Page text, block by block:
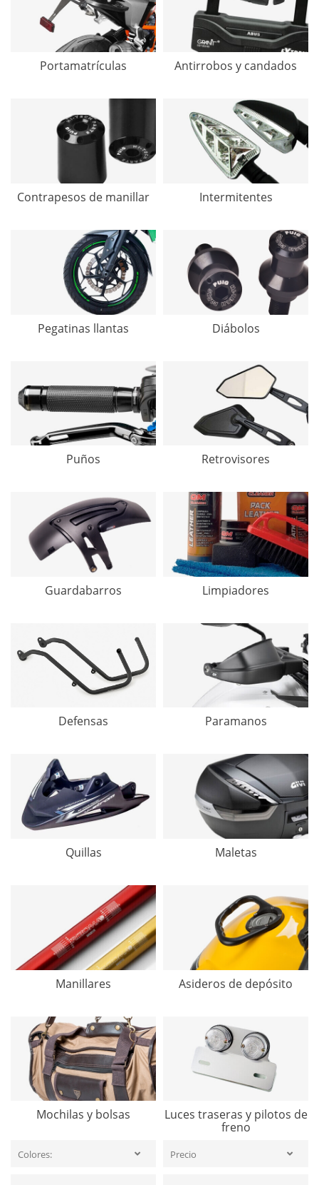
Portamatrículas Antirrobos y candados
Contrapesos de manillar Intermitentes
Pegatinas llantas Diábolos
Puños Retrovisores
Guardabarros Limpiadores
Defensas Paramanos
Quillas Maletas
Manillares Asideros de depósito
Mochilas y bolsas
Luces traseras y pilotos de
freno
Colores: Precio